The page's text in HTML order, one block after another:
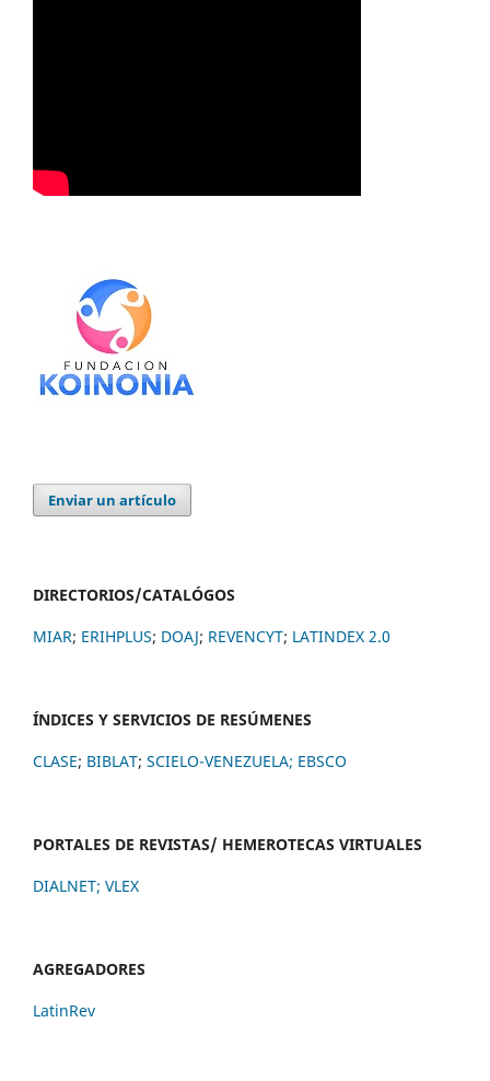
Enviar un artículo
DIRECTORIOS/CATALÓGOS
MIAR; ERIHPLUS; DOAJ; REVENCYT; LATINDEX 2.0
ÍNDICES Y SERVICIOS DE RESÚMENES
CLASE; BIBLAT; SCIELO-VENEZUELA; EBSCO
PORTALES DE REVISTAS/ HEMEROTECAS VIRTUALES
DIALNET; VLEX
AGREGADORES
LatinRev